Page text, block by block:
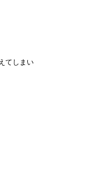
てしまい